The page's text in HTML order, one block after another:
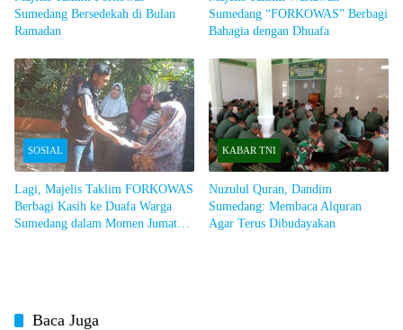
Sumedang Bersedekah di Bulan
Ramadan
Sumedang “FORKOWAS” Berbagi
Bahagia dengan Dhuafa
SOSIAL
Lagi, Majelis Taklim FORKOWAS
Berbagi Kasih ke Duafa Warga
Sumedang dalam Momen Jumat
KABAR TNI
Nuzulul Quran, Dandim
Sumedang: Membaca Alquran
Agar Terus Dibudayakan
Baca Juga